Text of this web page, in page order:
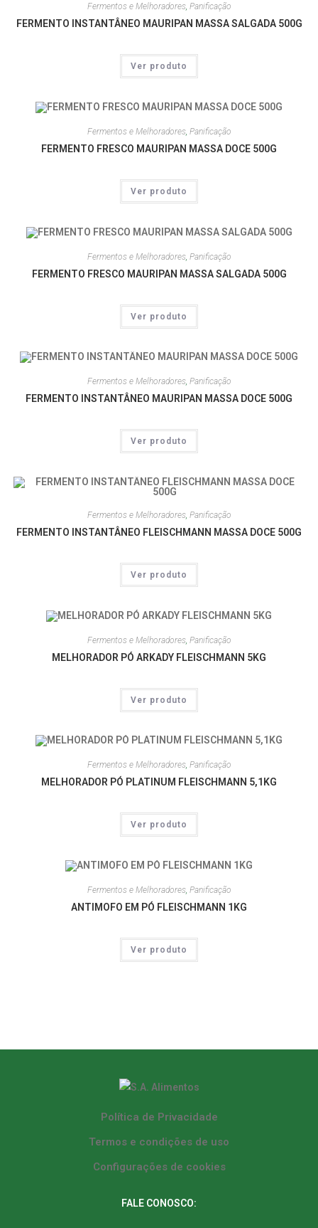
Fermentos e Melhoradores, Panificação
FERMENTO INSTANTÂNEO MAURIPAN MASSA SALGADA 500G
Ver produto
Fermentos e Melhoradores, Panificação
FERMENTO FRESCO MAURIPAN MASSA DOCE 500G
Ver produto
Fermentos e Melhoradores, Panificação
FERMENTO FRESCO MAURIPAN MASSA SALGADA 500G
Ver produto
Fermentos e Melhoradores, Panificação
FERMENTO INSTANTÂNEO MAURIPAN MASSA DOCE 500G
Ver produto
Fermentos e Melhoradores, Panificação
FERMENTO INSTANTÂNEO FLEISCHMANN MASSA DOCE 500G
Ver produto
Fermentos e Melhoradores, Panificação
MELHORADOR PÓ ARKADY FLEISCHMANN 5KG
Ver produto
Fermentos e Melhoradores, Panificação
MELHORADOR PÓ PLATINUM FLEISCHMANN 5,1KG
Ver produto
Fermentos e Melhoradores, Panificação
ANTIMOFO EM PÓ FLEISCHMANN 1KG
Ver produto
Política de Privacidade
Termos e condições de uso
Configurações de cookies
FALE CONOSCO: